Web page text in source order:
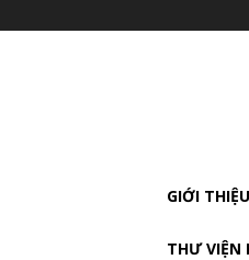
GIỚI THIỆU
THƯ VIỆN